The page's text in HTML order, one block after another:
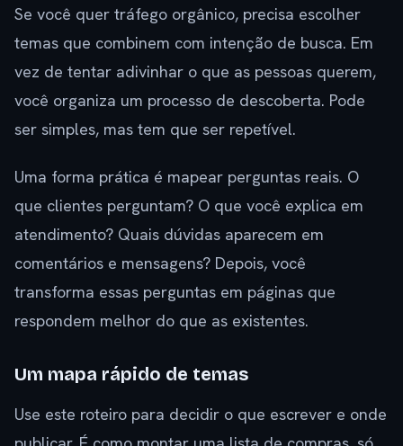
Se você quer tráfego orgânico, precisa escolher
temas que combinem com intenção de busca. Em
vez de tentar adivinhar o que as pessoas querem,
você organiza um processo de descoberta. Pode
ser simples, mas tem que ser repetível.
Uma forma prática é mapear perguntas reais. O
que clientes perguntam? O que você explica em
atendimento? Quais dúvidas aparecem em
comentários e mensagens? Depois, você
transforma essas perguntas em páginas que
respondem melhor do que as existentes.
Um mapa rápido de temas
Use este roteiro para decidir o que escrever e onde